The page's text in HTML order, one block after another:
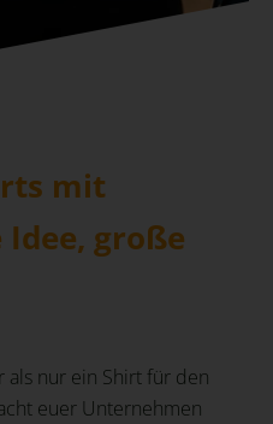
mit
Idee, große
als nur ein Shirt für den
euer Unternehmen